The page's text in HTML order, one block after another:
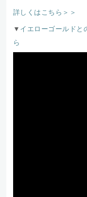
詳しくはこちら＞＞
▼ イエローゴールドと
ら